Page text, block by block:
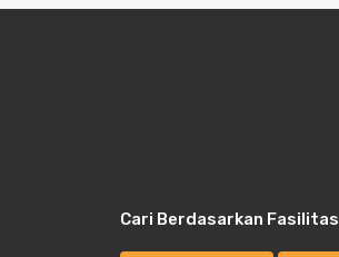
Cari Berdasarkan Fasilitas